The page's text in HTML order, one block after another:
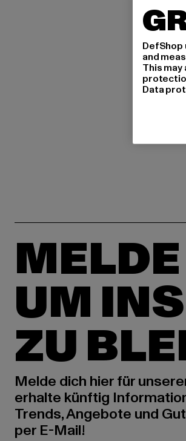
UM
ZU
Melde dich hier für
erhalte künftig
Trends, Angebote und
per E-Mail!
DefShop
and
This
Data